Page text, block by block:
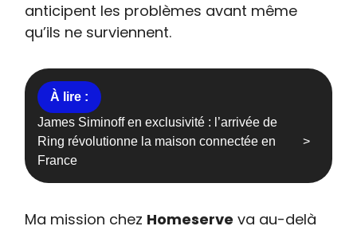
anticipent les problèmes avant même
qu’ils ne surviennent.
James Siminoff en exclusivité : l’arrivée de
Ring révolutionne la maison connectée en
France
Ma mission chez Homeserve va au-delà